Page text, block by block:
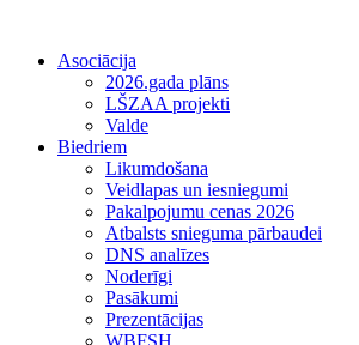
Asociācija
2026.gada plāns
LŠZAA projekti
Valde
Biedriem
Likumdošana
Veidlapas un iesniegumi
Pakalpojumu cenas 2026
Atbalsts snieguma pārbaudei
DNS analīzes
Noderīgi
Pasākumi
Prezentācijas
WBFSH